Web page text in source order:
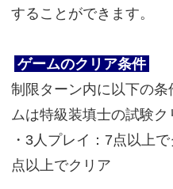
することができます。
ゲームのクリア条件
制限ターン内に以下の
ムは特級装填士の試験ク
・3人プレイ：7点以上
点以上でクリア